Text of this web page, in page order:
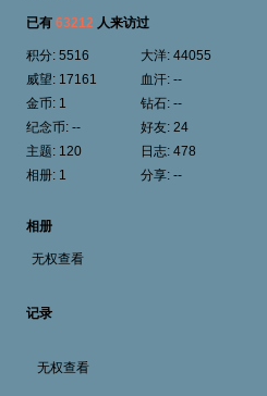
已有 63212 人来访过
积分: 5516 大洋: 44055
威望: 17161 血汗: --
金币: 1 钻石: --
纪念币: -- 好友: 24
主题: 120 日志: 478
相册: 1 分享: --
相册
无权查看
记录
无权查看